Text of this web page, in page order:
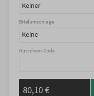
Keiner
Briefumschläge
Keine
Gutschein-Code
80,10 €